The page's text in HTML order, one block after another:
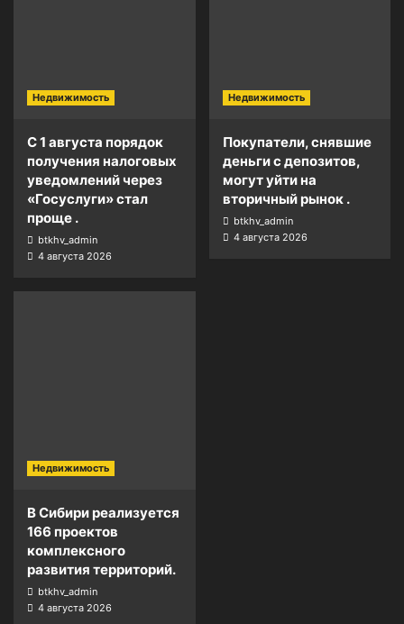
Недвижимость
С 1 августа порядок
получения налоговых
уведомлений через
«Госуслуги» стал
проще .
btkhv_admin
4 августа 2026
Недвижимость
Покупатели, снявшие
деньги с депозитов,
могут уйти на
вторичный рынок .
btkhv_admin
4 августа 2026
Недвижимость
В Сибири реализуется
166 проектов
комплексного
развития территорий.
btkhv_admin
4 августа 2026